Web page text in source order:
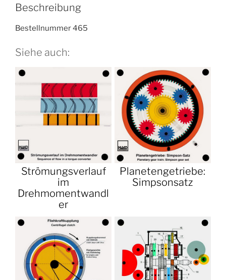
Beschreibung
Bestellnummer 465
Siehe auch:
Strömungsverlauf
im
Drehmomentwandl
er
Planetengetriebe:
Simpsonsatz